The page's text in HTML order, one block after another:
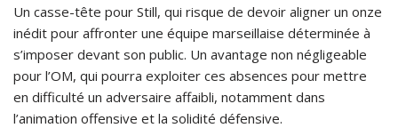
Un casse-tête pour Still, qui risque de devoir aligner un onze
inédit pour affronter une équipe marseillaise déterminée à
s’imposer devant son public. Un avantage non négligeable
pour l’OM, qui pourra exploiter ces absences pour mettre
en difficulté un adversaire affaibli, notamment dans
l’animation offensive et la solidité défensive.